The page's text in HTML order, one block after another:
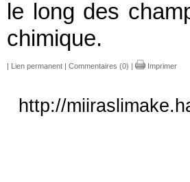
le long des
chimique.
| Lien permanent | Commentaires (0) | Imprimer
http://